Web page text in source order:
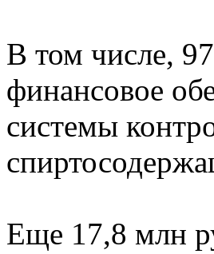
В том числе,
финансовое
системы
Еще 17,8 млн